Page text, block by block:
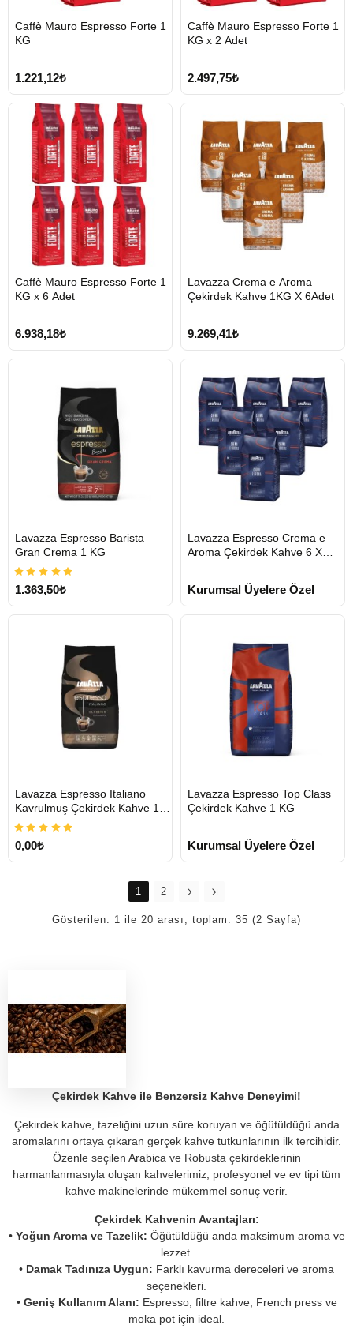
Çekirdek Kahve ile Benzersiz Kahve Deneyimi!
Çekirdek kahve, tazeliğini uzun süre koruyan ve öğütüldüğü anda
aromalarını ortaya çıkaran gerçek kahve tutkunlarının ilk tercihidir.
Özenle seçilen Arabica ve Robusta çekirdeklerinin
harmanlanmasıyla oluşan kahvelerimiz, profesyonel ve ev tipi tüm
kahve makinelerinde mükemmel sonuç verir.
Çekirdek Kahvenin Avantajları:
• Yoğun Aroma ve Tazelik: Öğütüldüğü anda maksimum aroma ve
lezzet.
• Damak Tadınıza Uygun: Farklı kavurma dereceleri ve aroma
seçenekleri.
• Geniş Kullanım Alanı: Espresso, filtre kahve, French press ve
moka pot için ideal.
GÖNDERİ
Caffè Mauro Espresso Forte 1
KG
1.221,12₺
GÖNDERİ
Caffè Mauro Espresso Forte 1
KG x 2 Adet
2.497,75₺
GÖNDERİ
Caffè Mauro Espresso Forte 1
KG x 6 Adet
6.938,18₺
GÖNDERİ
Lavazza Crema e Aroma
Çekirdek Kahve 1KG X 6Adet
9.269,41₺
GÖNDERİ
Lavazza Espresso Barista
Gran Crema 1 KG
1.363,50₺
GÖNDERİ
Lavazza Espresso Crema e
Aroma Çekirdek Kahve 6 X
Kurumsal Üyelere Özel
Lavazza Espresso Italiano
Kavrulmuş Çekirdek Kahve 1
KG
0,00₺
GÖNDERİ
Lavazza Espresso Top Class
Çekirdek Kahve 1 KG
Kurumsal Üyelere Özel
1 2
Gösterilen: 1 ile 20 arası, toplam: 35 (2 Sayfa)